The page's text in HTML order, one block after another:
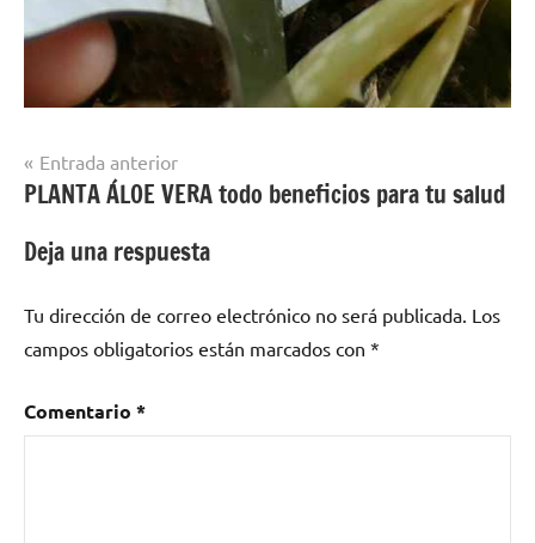
Navegación
de
entradas
Entrada anterior
PLANTA ÁLOE VERA todo beneficios para tu salud
Deja una respuesta
Tu dirección de correo electrónico no será publicada. Los
campos obligatorios están marcados con *
Comentario *